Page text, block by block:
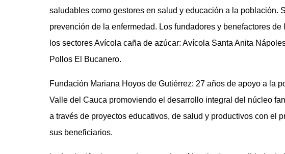
saludables como gestores en salud y educación a la población.
prevención de la enfermedad. Los fundadores y benefactores
los sectores Avícola caña de azúcar: Avícola Santa Anita
Pollos El Bucanero.
Fundación Mariana Hoyos de Gutiérrez: 27 años de apoyo a la
Valle del Cauca promoviendo el desarrollo integral del núcleo
a través de proyectos educativos, de salud y productivos con el
sus beneficiarios.